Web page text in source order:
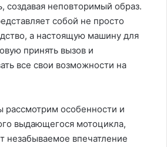
создавая неповторимый образ.
собой не просто
а настоящую машину для
принять вызов и
все свои возможности на
рассмотрим особенности и
выдающегося мотоцикла,
незабываемое впечатление